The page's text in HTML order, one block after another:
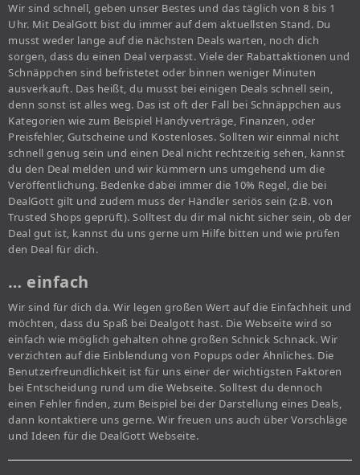
Wir sind schnell, geben unser Bestes und das täglich von 8 bis 1
Uhr. Mit DealGott bist du immer auf dem aktuellsten Stand. Du
musst weder lange auf die nächsten Deals warten, noch dich
sorgen, dass du einen Deal verpasst. Viele der Rabattaktionen und
Schnäppchen sind befristetet oder binnen weniger Minuten
ausverkauft. Das heißt, du musst bei einigen Deals schnell sein,
denn sonst ist alles weg. Das ist oft der Fall bei Schnäppchen aus
Kategorien wie zum Beispiel Handyverträge, Finanzen, oder
Preisfehler, Gutscheine und Kostenloses. Sollten wir einmal nicht
schnell genug sein und einen Deal nicht rechtzeitig sehen, kannst
du den Deal melden und wir kümmern uns umgehend um die
Veröffentlichung. Bedenke dabei immer die 10% Regel, die bei
DealGott gilt und zudem muss der Händler seriös sein (z.B. von
Trusted Shops geprüft). Solltest du dir mal nicht sicher sein, ob der
Deal gut ist, kannst du uns gerne um Hilfe bitten und wie prüfen
den Deal für dich.
… einfach
Wir sind für dich da. Wir legen großen Wert auf die Einfachheit und
möchten, dass du Spaß bei Dealgott hast. Die Webseite wird so
einfach wie möglich gehalten ohne großen Schnick Schnack. Wir
verzichten auf die Einblendung von Popups oder Ähnliches. Die
Benutzerfreundlichkeit ist für uns einer der wichtigsten Faktoren
bei Entscheidung rund um die Webseite. Solltest du dennoch
einen Fehler finden, zum Beispiel bei der Darstellung eines Deals,
dann kontaktiere uns gerne. Wir freuen uns auch über Vorschläge
und Ideen für die DealGott Webseite.